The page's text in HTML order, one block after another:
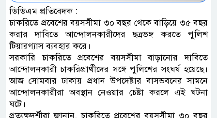
ডিডিএম প্রতিবেদক :
চাকরিতে প্রবেশের বয়সসীমা ৩০ বছর থেকে বাড়িয়ে ৩৫ বছর
করার দাবিতে আন্দোলনকারীদের ছত্রভঙ্গ করতে পুলিশ
টিয়ারগ্যাস ব্যবহার করে।
সরকারি চাকরিতে প্রবেশের বয়সসীমা বাড়ানোর দাবিতে
আন্দোলনকারী চাকরিপ্রার্থীদের সঙ্গে পুলিশের সংঘর্ষ হয়েছে।
আজ সোমবার ঢাকায় প্রধান উপদেষ্টার বাসভবনের সামনে
আন্দোলনকারীরা অবস্থান নেওয়ার চেষ্টা করলে এই ঘটনা
ঘটে।
প্রত্যক্ষদর্শীরা জানান, চাকরিতে প্রবেশের বয়সসীমা ৩০ বছর